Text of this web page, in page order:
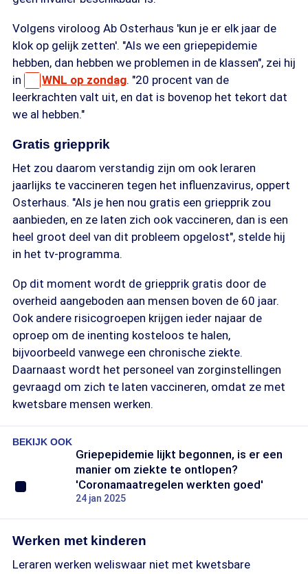
Volgens viroloog Ab Osterhaus 'kun je er elk jaar de
klok op gelijk zetten'. "Als we een griepepidemie
hebben, dan hebben we problemen in de klassen", zei hij
in
WNL op zondag. "20 procent van de
leerkrachten valt uit, en dat is bovenop het tekort dat
we al hebben."
Gratis griepprik
Het zou daarom verstandig zijn om ook leraren
jaarlijks te vaccineren tegen het influenzavirus, oppert
Osterhaus. "Als je hen nou gratis een griepprik zou
aanbieden, en ze laten zich ook vaccineren, dan is een
heel groot deel van dit probleem opgelost", stelde hij
in het tv-programma.
Op dit moment wordt de griepprik gratis door de
overheid aangeboden aan mensen boven de 60 jaar.
Ook andere risicogroepen krijgen ieder najaar de
oproep om de inenting kosteloos te halen,
bijvoorbeeld vanwege een chronische ziekte.
Daarnaast wordt het personeel van zorginstellingen
gevraagd om zich te laten vaccineren, omdat ze met
kwetsbare mensen werken.
BEKIJK OOK
Griepepidemie lijkt begonnen, is er een
manier om ziekte te ontlopen?
'Coronamaatregelen werkten goed'
24 jan 2025
Werken met kinderen
Leraren werken weliswaar niet met kwetsbare